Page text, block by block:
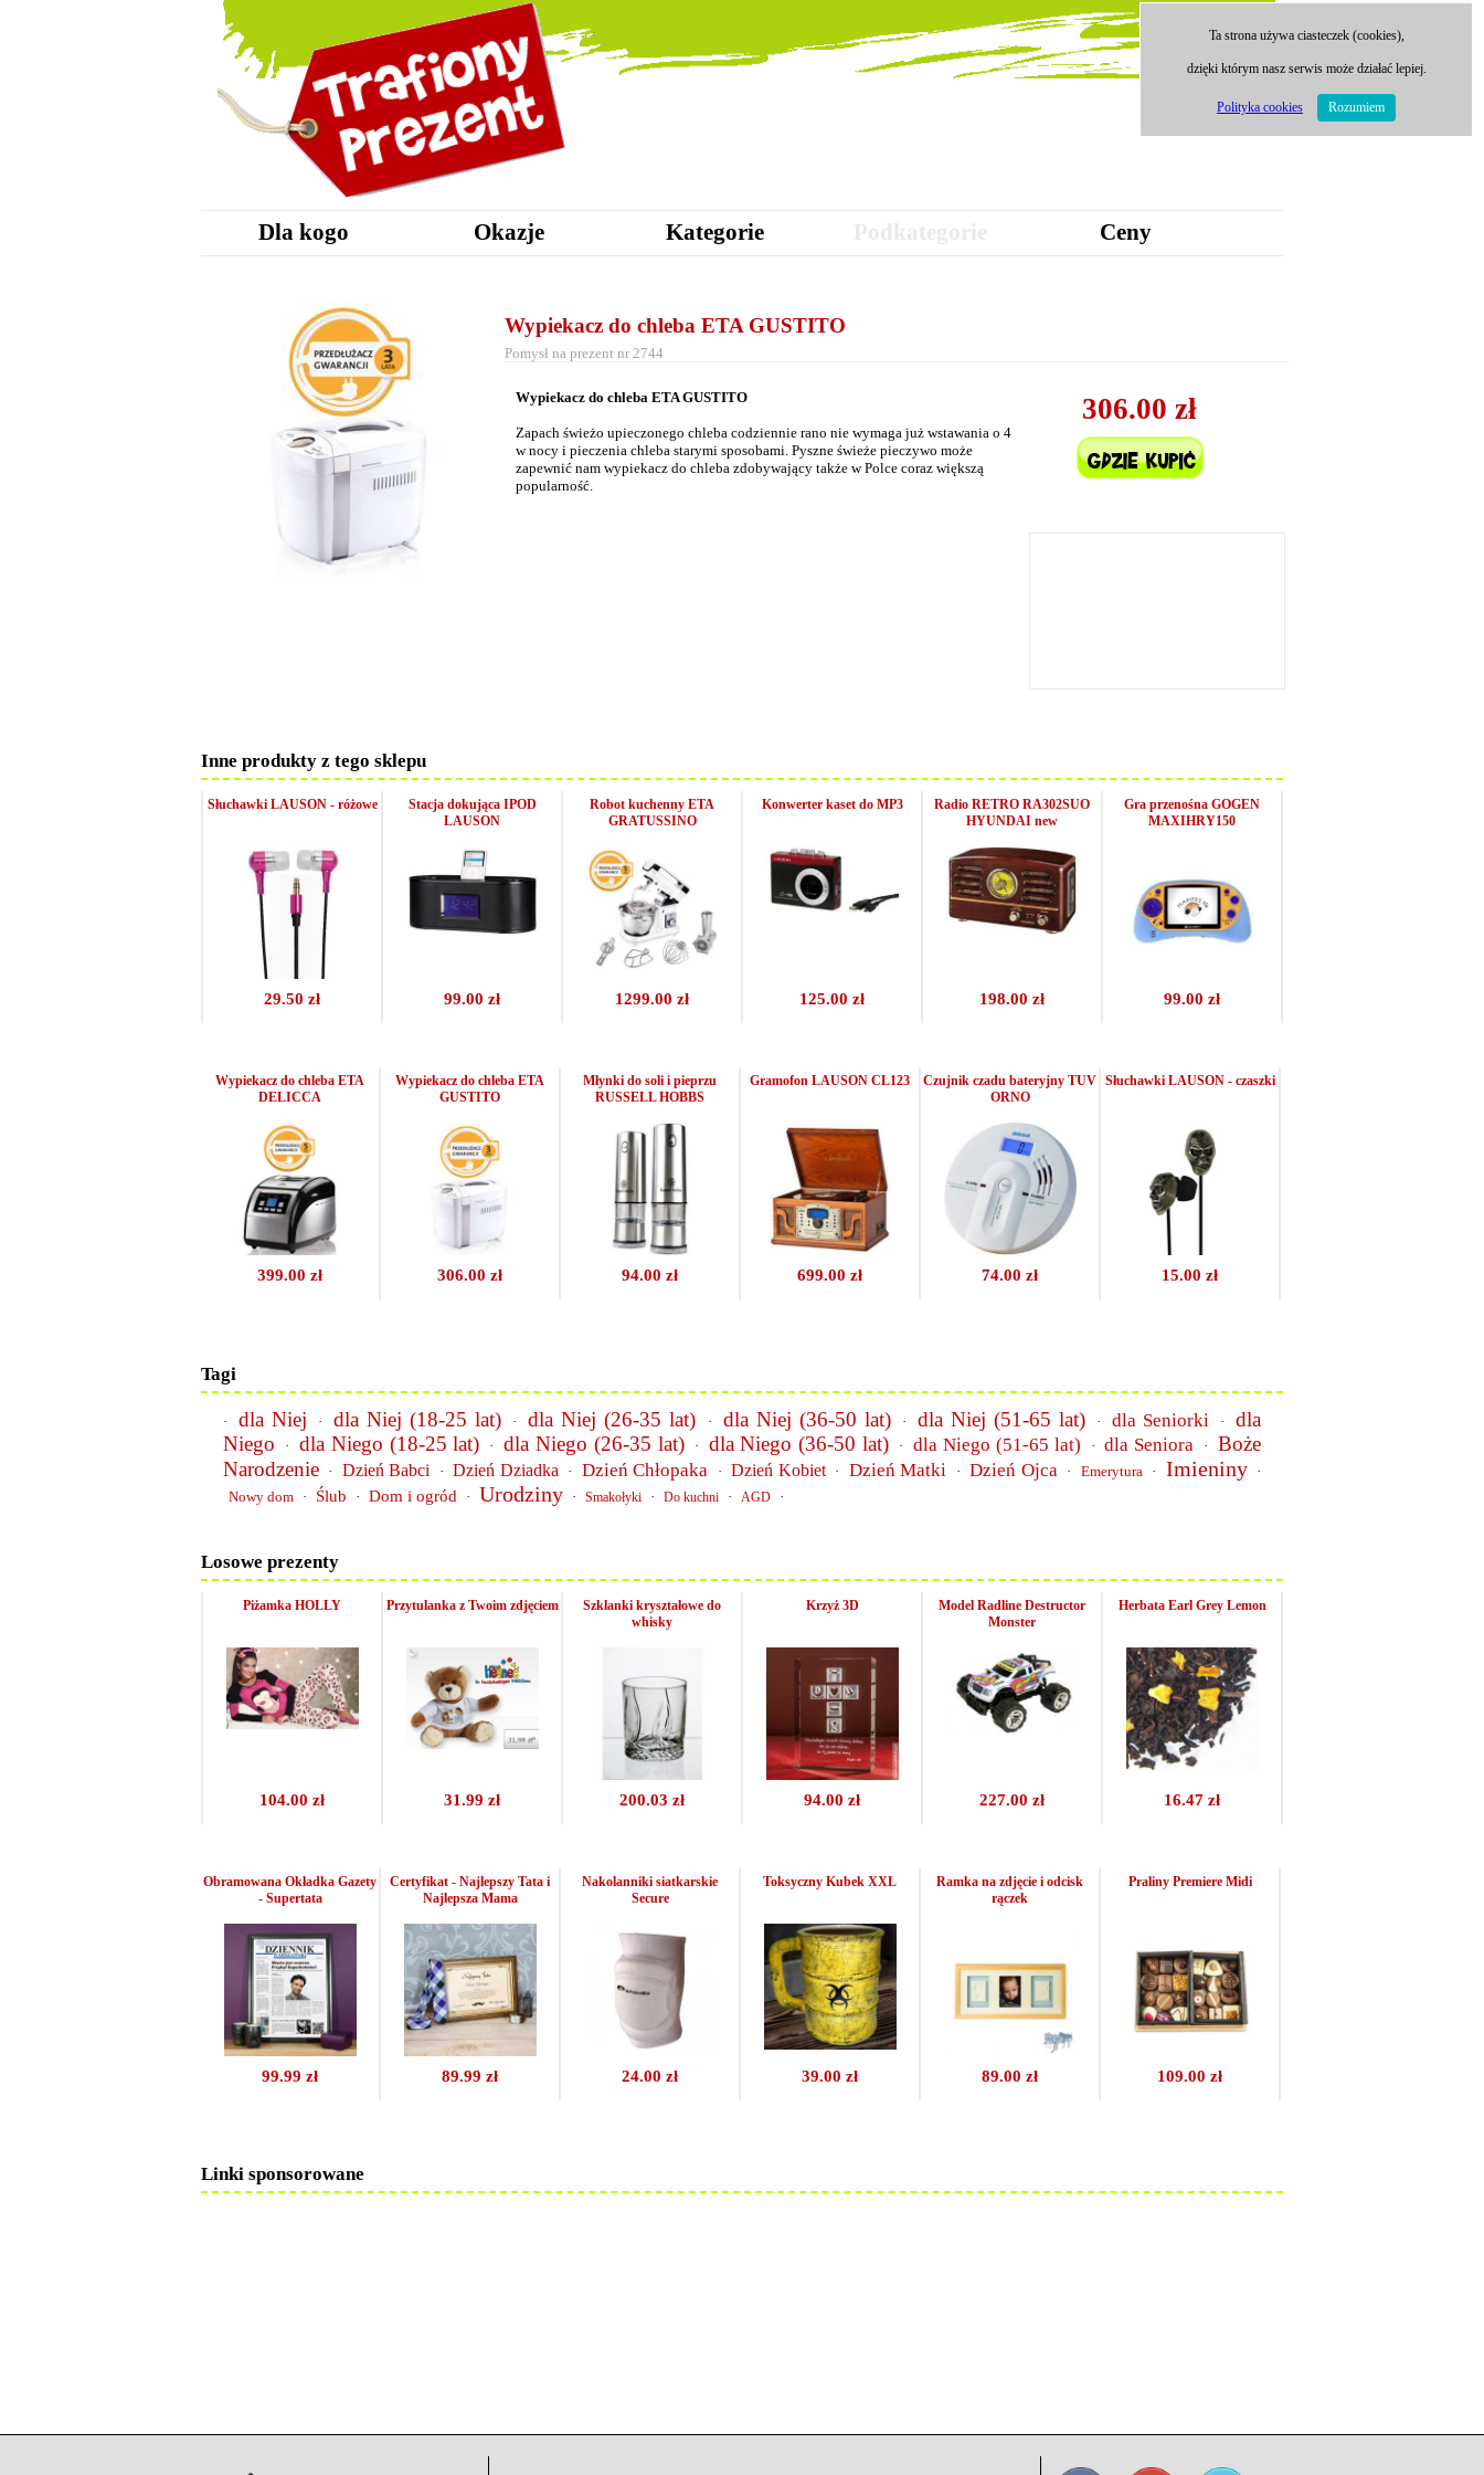
Dla kogo Okazje Kategorie Ceny
Wypiekacz do chleba ETA GUSTITO
Pomysł na prezent nr 2744
306.00 zł
Wypiekacz do chleba ETA GUSTITO
Zapach świeżo upieczonego chleba codziennie rano nie wymaga już wstawania o 4
w nocy i pieczenia chleba starymi sposobami. Pyszne świeże pieczywo może
zapewnić nam wypiekacz do chleba zdobywający także w Polce coraz większą
popularność.
Inne produkty z tego sklepu
29.50 zł
Słuchawki LAUSON - różowe
99.00 zł
Stacja dokująca IPOD
LAUSON
1299.00 zł
Robot kuchenny ETA
GRATUSSINO
125.00 zł
Konwerter kaset do MP3
198.00 zł
Radio RETRO RA302SUO
HYUNDAI new
99.00 zł
Gra przenośna GOGEN
MAXIHRY150
399.00 zł
Wypiekacz do chleba ETA
DELICCA
306.00 zł
Wypiekacz do chleba ETA
GUSTITO
94.00 zł
Młynki do soli i pieprzu
RUSSELL HOBBS
699.00 zł
Gramofon LAUSON CL123
74.00 zł
Czujnik czadu bateryjny TUV
ORNO
15.00 zł
Słuchawki LAUSON - czaszki
Tagi
· dla Niej · dla Niej (18-25 lat) · dla Niej (26-35 lat) · dla Niej (36-50 lat) · dla Niej (51-65 lat) · dla Seniorki ·
dla
Niego
· dla Niego (18-25 lat) · dla Niego (26-35 lat) · dla Niego (36-50 lat) · dla Niego (51-65 lat) · dla Seniora ·
Boże
Narodzenie · Dzień Babci · Dzień Dziadka · Dzień Chłopaka · Dzień Kobiet · Dzień Matki · Dzień Ojca · Emerytura · Imieniny
·
Nowy dom · Ślub · Dom i ogród · Urodziny · Smakołyki · Do kuchni · AGD ·
Losowe prezenty
104.00 zł
Piżamka HOLLY
31.99 zł
Przytulanka z Twoim zdjęciem
200.03 zł
Szklanki kryształowe do
whisky
94.00 zł
Krzyż 3D
227.00 zł
Model Radline Destructor
Monster
16.47 zł
Herbata Earl Grey Lemon
99.99 zł
Obramowana Okładka Gazety
- Supertata
89.99 zł
Certyfikat - Najlepszy Tata i
Najlepsza Mama
24.00 zł
Nakolanniki siatkarskie
Secure
39.00 zł
Toksyczny Kubek XXL
89.00 zł
Ramka na zdjęcie i odcisk
rączek
109.00 zł
Praliny Premiere Midi
Linki sponsorowane
Ta strona używa ciasteczek (cookies),
dzięki którym nasz serwis może działać lepiej.
Polityka cookies Rozumiem